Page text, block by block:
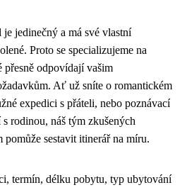
jedinečný a má své vlastní
Proto se specializujeme na
přesně odpovídají vašim
Ať už sníte o romantickém
expedici s přáteli, nebo poznávací
rodinou, náš tým zkušených
pomůže sestavit itinerář na míru.
termín, délku pobytu, typ ubytování